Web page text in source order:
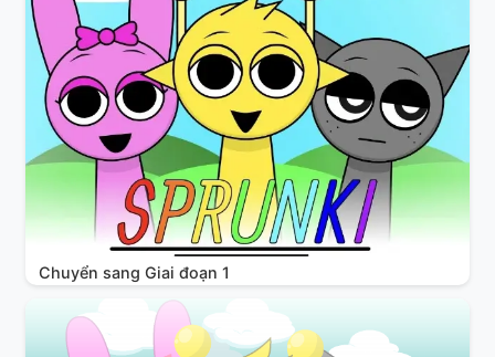
Chuyển sang Giai đoạn 1